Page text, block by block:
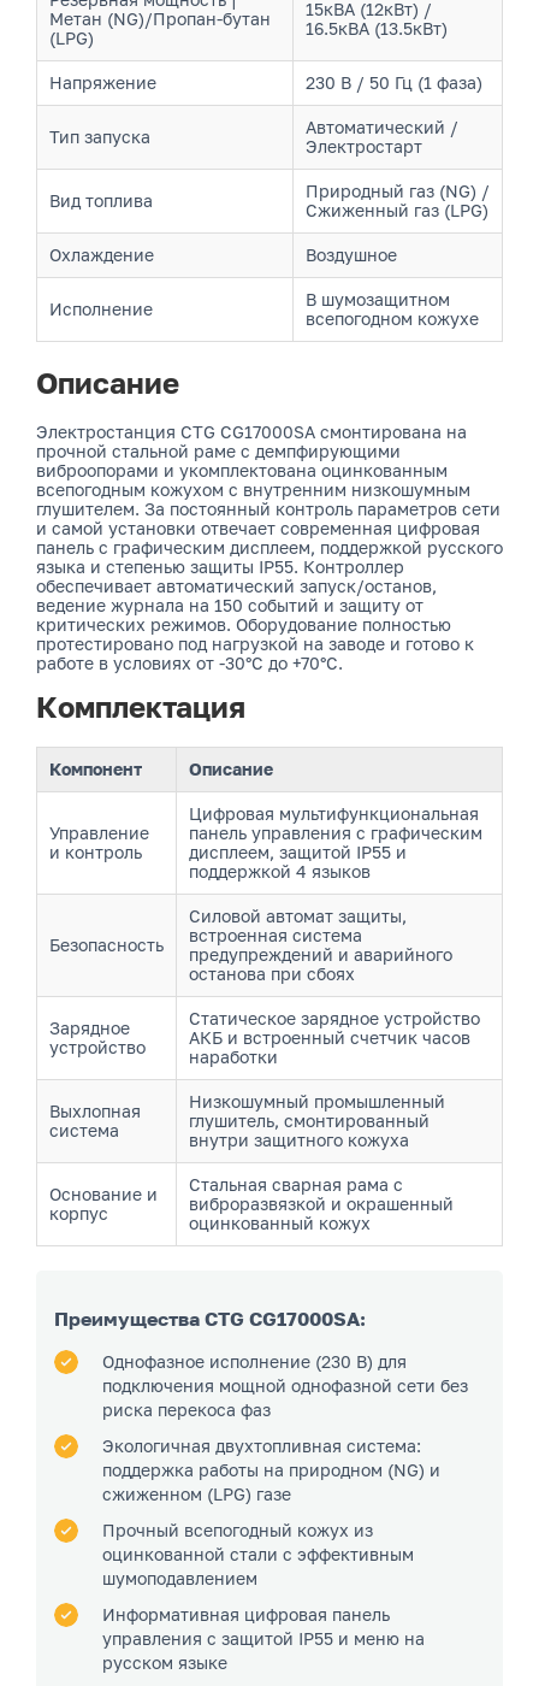
Метан (NG)/Пропан-бутан
(LPG)
15кВА (12кВт) /
16.5кВА (13.5кВт)
Напряжение 230 В / 50 Гц (1 фаза)
Тип запуска
Автоматический /
Электростарт
Вид топлива
Природный газ (NG) /
Сжиженный газ (LPG)
Охлаждение Воздушное
Исполнение
В шумозащитном
всепогодном кожухе
Описание
Электростанция CTG CG17000SA смонтирована на
прочной стальной раме с демпфирующими
виброопорами и укомплектована оцинкованным
всепогодным кожухом с внутренним низкошумным
глушителем. За постоянный контроль параметров сети
и самой установки отвечает современная цифровая
панель с графическим дисплеем, поддержкой русского
языка и степенью защиты IP55. Контроллер
обеспечивает автоматический запуск/останов,
ведение журнала на 150 событий и защиту от
критических режимов. Оборудование полностью
протестировано под нагрузкой на заводе и готово к
работе в условиях от -30°C до +70°C.
Комплектация
Компонент Описание
Управление
и контроль
Цифровая мультифункциональная
панель управления с графическим
дисплеем, защитой IP55 и
поддержкой 4 языков
Безопасность
Силовой автомат защиты,
встроенная система
предупреждений и аварийного
останова при сбоях
Зарядное
устройство
Статическое зарядное устройство
АКБ и встроенный счетчик часов
наработки
Выхлопная
система
Низкошумный промышленный
глушитель, смонтированный
внутри защитного кожуха
Основание и
корпус
Стальная сварная рама с
виброразвязкой и окрашенный
оцинкованный кожух
Преимущества CTG CG17000SA:
Однофазное исполнение (230 В) для
подключения мощной однофазной сети без
риска перекоса фаз
Экологичная двухтопливная система:
поддержка работы на природном (NG) и
сжиженном (LPG) газе
Прочный всепогодный кожух из
оцинкованной стали с эффективным
шумоподавлением
Информативная цифровая панель
управления с защитой IP55 и меню на
русском языке